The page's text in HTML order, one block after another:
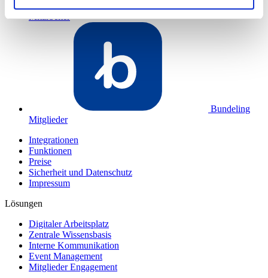
Mitarbeiter
Bundeling
Mitglieder
Integrationen
Funktionen
Preise
Sicherheit und Datenschutz
Impressum
Lösungen
Digitaler Arbeitsplatz
Zentrale Wissensbasis
Interne Kommunikation
Event Management
Mitglieder Engagement